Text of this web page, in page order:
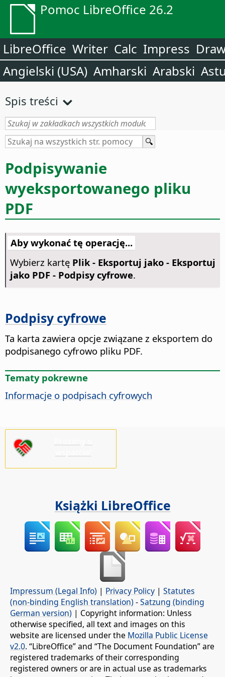
Pomoc LibreOffice 26.2
LibreOffice Writer Calc Impress
Angielski (USA) Amharski Arabski
Spis treści
Podpisywanie
wyeksportowanego pliku
PDF
Aby wykonać tę operację...
Wybierz kartę Plik - Eksportuj jako - Eksportuj
jako PDF - Podpisy cyfrowe.
Podpisy cyfrowe
Ta karta zawiera opcje związane z eksportem do
podpisanego cyfrowo pliku PDF.
Tematy pokrewne
Informacje o podpisach cyfrowych
Książki LibreOffice
Impressum (Legal Info) | Privacy Policy | Statutes
(non-binding English translation) -Satzung (binding
German version) | Copyright information: Unless
otherwise specified, all text and images on this
website are licensed under the Mozilla Public License
v2.0. “LibreOffice” and “The Document Foundation” are
registered trademarks of their corresponding
registered owners or are in actual use as trademarks